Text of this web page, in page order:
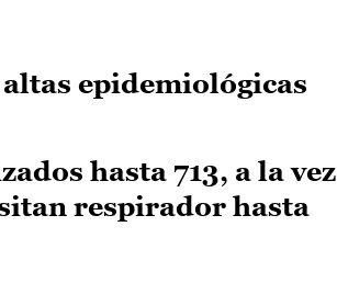
epidemiológicas
hasta 713, a la vez
respirador hasta